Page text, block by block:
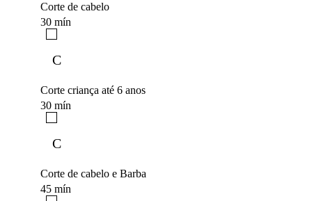
Corte de cabelo
30 mín
C
Corte criança até 6 anos
30 mín
C
Corte de cabelo e Barba
45 mín